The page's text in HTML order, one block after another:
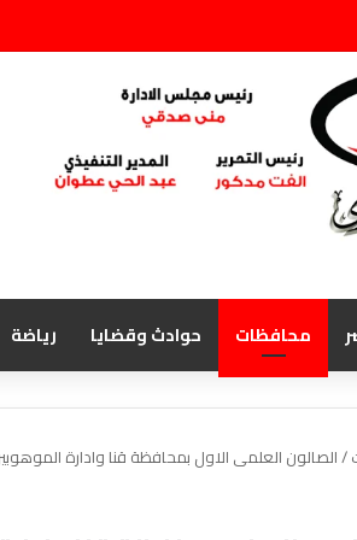
محافظات حوادث وقضايا رياضة
/الصالون العلمى الاول بمحافظة قنا وادارة